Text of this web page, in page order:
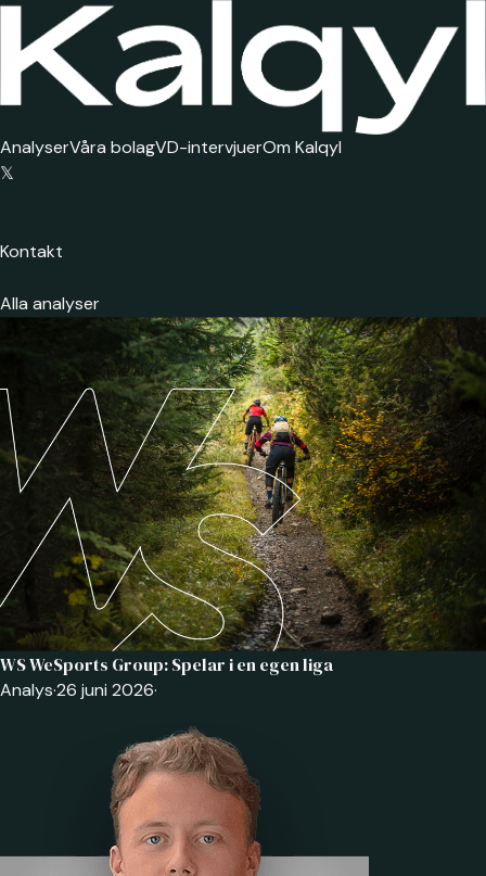
AnalyserVåra bolagVD-intervjuerOm Kalqyl
𝕏
Kontakt
Alla analyser
WS WeSports Group: Spelar i en egen liga
Analys·26 juni 2026·